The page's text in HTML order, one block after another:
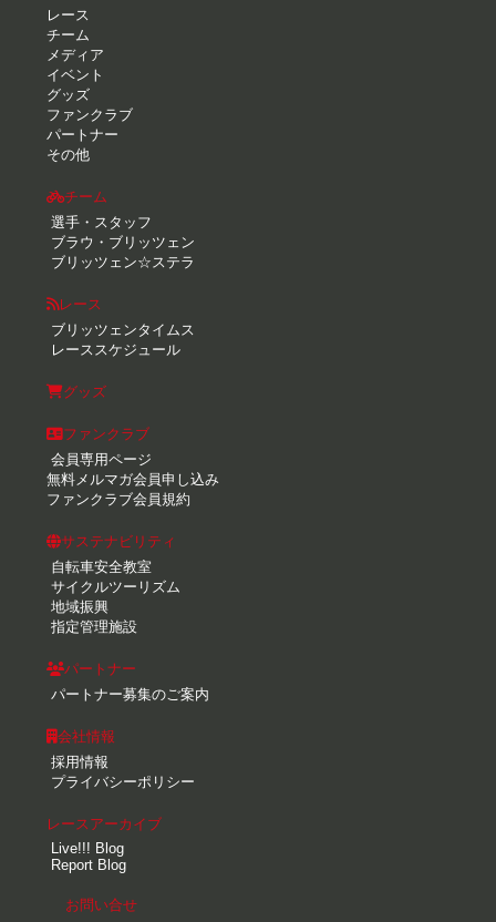
レース
チーム
メディア
イベント
グッズ
ファンクラブ
パートナー
その他
チーム
選手・スタッフ
ブラウ・ブリッツェン
ブリッツェン☆ステラ
レース
ブリッツェンタイムス
レーススケジュール
グッズ
ファンクラブ
会員専用ページ
無料メルマガ会員申し込み
ファンクラブ会員規約
サステナビリティ
自転車安全教室
サイクルツーリズム
地域振興
指定管理施設
パートナー
パートナー募集のご案内
会社情報
採用情報
プライバシーポリシー
レースアーカイブ
Live!!! Blog
Report Blog
お問い合せ